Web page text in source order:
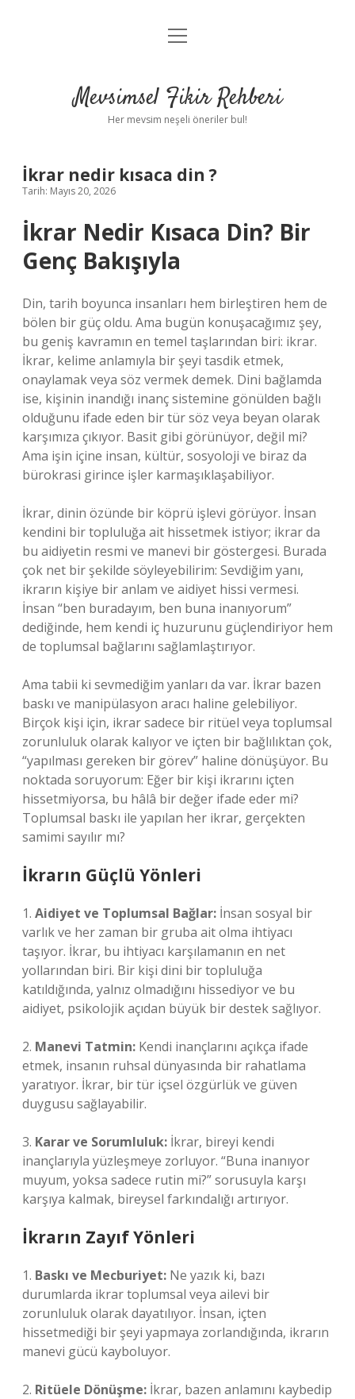
Anasayfa
Yasal Uyarı
menüyü
Mevsimsel Fikir Rehberi
Her mevsim neşeli öneriler bul!
İkrar nedir kısaca din ?
Tarih: Mayıs 20, 2026
İkrar Nedir Kısaca Din? Bir
Genç Bakışıyla
Din, tarih boyunca insanları hem birleştiren hem de
bölen bir güç oldu. Ama bugün konuşacağımız şey,
bu geniş kavramın en temel taşlarından biri: ikrar.
İkrar, kelime anlamıyla bir şeyi tasdik etmek,
onaylamak veya söz vermek demek. Dini bağlamda
ise, kişinin inandığı inanç sistemine gönülden bağlı
olduğunu ifade eden bir tür söz veya beyan olarak
karşımıza çıkıyor. Basit gibi görünüyor, değil mi?
Ama işin içine insan, kültür, sosyoloji ve biraz da
bürokrasi girince işler karmaşıklaşabiliyor.
İkrar, dinin özünde bir köprü işlevi görüyor. İnsan
kendini bir topluluğa ait hissetmek istiyor; ikrar da
bu aidiyetin resmi ve manevi bir göstergesi. Burada
çok net bir şekilde söyleyebilirim: Sevdiğim yanı,
ikrarın kişiye bir anlam ve aidiyet hissi vermesi.
İnsan “ben buradayım, ben buna inanıyorum”
dediğinde, hem kendi iç huzurunu güçlendiriyor hem
de toplumsal bağlarını sağlamlaştırıyor.
Ama tabii ki sevmediğim yanları da var. İkrar bazen
baskı ve manipülasyon aracı haline gelebiliyor.
Birçok kişi için, ikrar sadece bir ritüel veya toplumsal
zorunluluk olarak kalıyor ve içten bir bağlılıktan çok,
“yapılması gereken bir görev” haline dönüşüyor. Bu
noktada soruyorum: Eğer bir kişi ikrarını içten
hissetmiyorsa, bu hâlâ bir değer ifade eder mi?
Toplumsal baskı ile yapılan her ikrar, gerçekten
samimi sayılır mı?
İkrarın Güçlü Yönleri
1. Aidiyet ve Toplumsal Bağlar: İnsan sosyal bir
varlık ve her zaman bir gruba ait olma ihtiyacı
taşıyor. İkrar, bu ihtiyacı karşılamanın en net
yollarından biri. Bir kişi dini bir topluluğa
katıldığında, yalnız olmadığını hissediyor ve bu
aidiyet, psikolojik açıdan büyük bir destek sağlıyor.
2. Manevi Tatmin: Kendi inançlarını açıkça ifade
etmek, insanın ruhsal dünyasında bir rahatlama
yaratıyor. İkrar, bir tür içsel özgürlük ve güven
duygusu sağlayabilir.
3. Karar ve Sorumluluk: İkrar, bireyi kendi
inançlarıyla yüzleşmeye zorluyor. “Buna inanıyor
muyum, yoksa sadece rutin mi?” sorusuyla karşı
karşıya kalmak, bireysel farkındalığı artırıyor.
İkrarın Zayıf Yönleri
1. Baskı ve Mecburiyet: Ne yazık ki, bazı
durumlarda ikrar toplumsal veya ailevi bir
zorunluluk olarak dayatılıyor. İnsan, içten
hissetmediği bir şeyi yapmaya zorlandığında, ikrarın
manevi gücü kayboluyor.
2. Ritüele Dönüşme: İkrar, bazen anlamını kaybedip